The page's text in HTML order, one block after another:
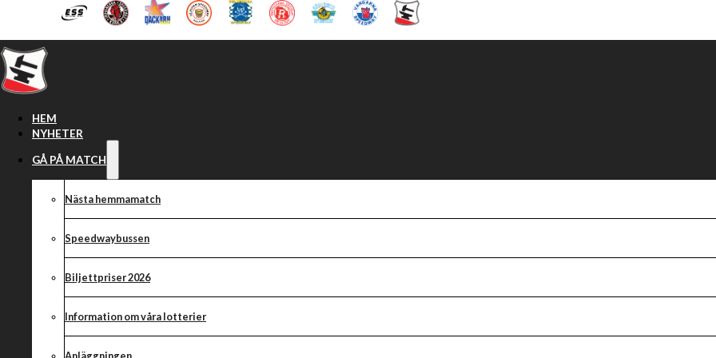
Hoppa till huvudinnehåll Hoppa till sidfot
HEM
NYHETER
GÅ PÅ MATCH
Nästa hemmamatch
Speedwaybussen
Biljettpriser 2026
Information om våra lotterier